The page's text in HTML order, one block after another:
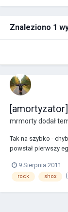
Znaleziono 1
mrmortydodał
Tak na szybko -
powstał pierwszy
9 Sierpnia 2011
rock shox